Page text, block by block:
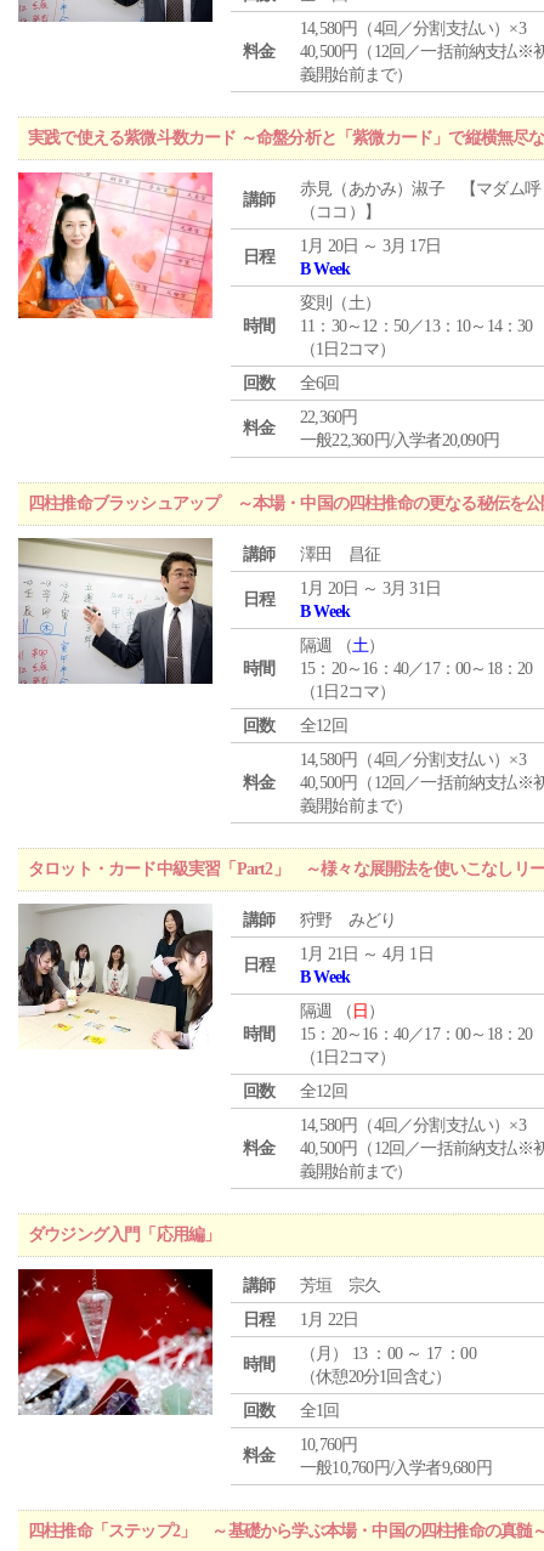
料金
14,580円（4回／分割支払い）×3
40,500円（12回／一括前納支払※
義開始前まで）
実践で使える紫微斗数カード ～命盤分析と「紫微カード」で縦横無尽
講師
赤見（あかみ）淑子 【マダム呼
（ココ）】
日程
1月 20日 ～ 3月 17日
B Week
時間
変則（土）
11：30～12：50／13：10～14：30
（1日2コマ）
回数
全6回
料金
22,360円
一般22,360円/入学者20,090円
四柱推命ブラッシュアップ ～本場・中国の四柱推命の更なる秘伝を
講師 澤田 昌征
日程
1月 20日 ～ 3月 31日
B Week
時間
隔週 （土）
15：20～16：40／17：00～18：20
（1日2コマ）
回数
全12回
料金
14,580円（4回／分割支払い）×3
40,500円（12回／一括前納支払※
義開始前まで）
タロット・カード中級実習「Part2」 ～様々な展開法を使いこなしリ
講師 狩野 みどり
日程
1月 21日 ～ 4月 1日
B Week
時間
隔週 （ 日 ）
15：20～16：40／17：00～18：20
（1日2コマ）
回数
全12回
料金
14,580円（4回／分割支払い）×3
40,500円（12回／一括前納支払※
義開始前まで）
ダウジング入門「応用編」
講師
芳垣 宗久
日程
1月 22日
時間
（ 月 ） 13 ：00 ～ 17 ：00
（休憩20分1回含む）
回数
全1回
料金
10,760円
一般10,760円/入学者9,680円
四柱推命「ステップ2」 ～基礎から学ぶ本場・中国の四柱推命の真髄